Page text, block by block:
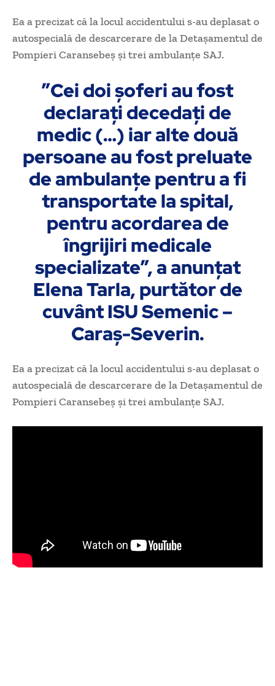
Ea a precizat că la locul accidentului s-au deplasat o
autospecială de descarcerare de la Detaşamentul de
Pompieri Caransebeş şi trei ambulanţe SAJ.
”Cei doi şoferi au fost
declaraţi decedaţi de
medic (…) iar alte două
persoane au fost preluate
de ambulanţe pentru a fi
transportate la spital,
pentru acordarea de
îngrijiri medicale
specializate”, a anunţat
Elena Tarla, purtător de
cuvânt ISU Semenic –
Caraş-Severin.
Ea a precizat că la locul accidentului s-au deplasat o
autospecială de descarcerare de la Detaşamentul de
Pompieri Caransebeş şi trei ambulanţe SAJ.